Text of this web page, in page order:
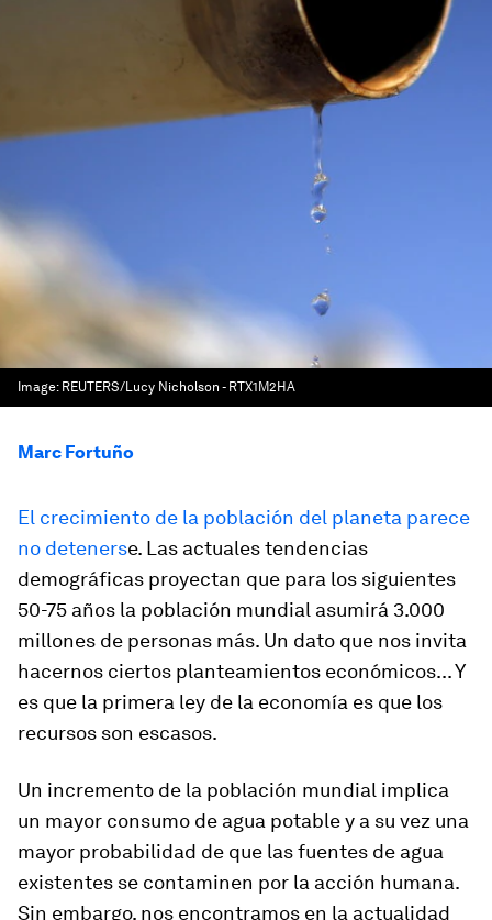
Image: REUTERS/Lucy Nicholson - RTX1M2HA
Marc Fortuño
El crecimiento de la población del planeta parece
no detenerse. Las actuales tendencias
demográficas proyectan que para los siguientes
50-75 años la población mundial asumirá 3.000
millones de personas más. Un dato que nos invita
hacernos ciertos planteamientos económicos... Y
es que la primera ley de la economía es que los
recursos son escasos.
Un incremento de la población mundial implica
un mayor consumo de agua potable y a su vez una
mayor probabilidad de que las fuentes de agua
existentes se contaminen por la acción humana.
Sin embargo, nos encontramos en la actualidad